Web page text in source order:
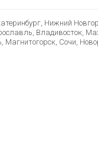
Нижний
Владивосток,
Сочи,